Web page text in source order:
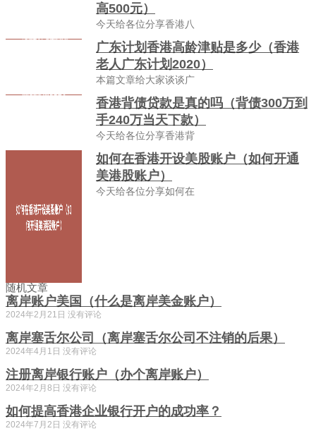
高500元）
今天给各位分享香港八
广东计划香港高龄津贴是多少（香港
老人广东计划2020）
本篇文章给大家谈谈广
香港背债贷款是真的吗（背债300万到
手240万当天下款）
今天给各位分享香港背
如何在香港开设美股账户（如何开通
美港股账户）
今天给各位分享如何在
随机文章
离岸账户美国（什么是离岸美金账户）
2024年2月21日 没有评论
离岸塞舌尔公司（离岸塞舌尔公司不注销的后果）
2024年4月1日 没有评论
注册离岸银行账户（办个离岸账户）
2024年2月8日 没有评论
如何提高香港企业银行开户的成功率？
2024年7月2日 没有评论